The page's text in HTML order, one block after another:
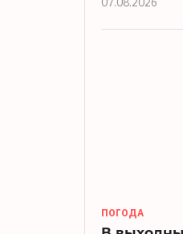
ПОГОДА